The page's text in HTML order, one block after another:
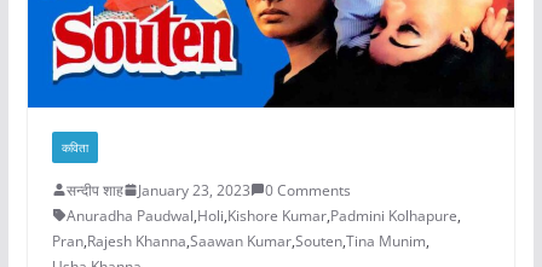
कविता
सन्दीप शाह January 23, 2023
0 Comments
Anuradha Paudwal,Holi,Kishore Kumar,Padmini Kolhapure,
Pran,Rajesh Khanna,Saawan Kumar,Souten,Tina Munim,